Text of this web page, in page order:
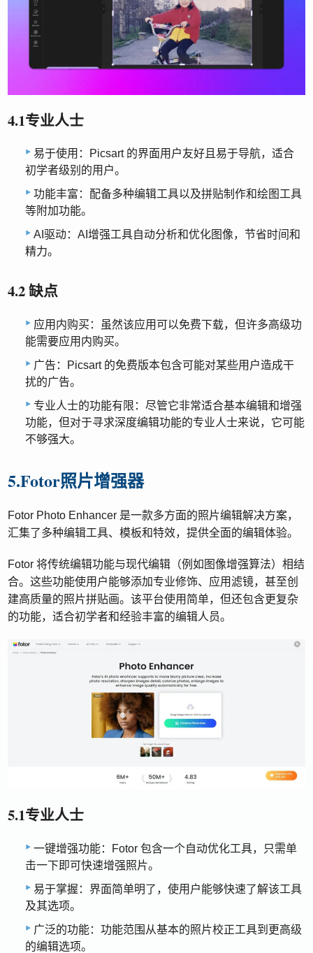
4.1专业人士
易于使用：Picsart 的界面用户友好且易于导航，适合
初学者级别的用户。
功能丰富：配备多种编辑工具以及拼贴制作和绘图工具
等附加功能。
AI驱动：AI增强工具自动分析和优化图像，节省时间和
精力。
4.2 缺点
应用内购买：虽然该应用可以免费下载，但许多高级功
能需要应用内购买。
广告：Picsart 的免费版本包含可能对某些用户造成干
扰的广告。
专业人士的功能有限：尽管它非常适合基本编辑和增强
功能，但对于寻求深度编辑功能的专业人士来说，它可能
不够强大。
5.Fotor照片增强器
Fotor Photo Enhancer 是一款多方面的照片编辑解决方案，
汇集了多种编辑工具、模板和特效，提供全面的编辑体验。
Fotor 将传统编辑功能与现代编辑（例如图像增强算法）相结
合。这些功能使用户能够添加专业修饰、应用滤镜，甚至创
建高质量的照片拼贴画。该平台使用简单，但还包含更复杂
的功能，适合初学者和经验丰富的编辑人员。
5.1专业人士
一键增强功能：Fotor 包含一个自动优化工具，只需单
击一下即可快速增强照片。
易于掌握：界面简单明了，使用户能够快速了解​​该工具
及其选项。
广泛的功能：功能范围从基本的照片校正工具到更高级
的编辑选项。